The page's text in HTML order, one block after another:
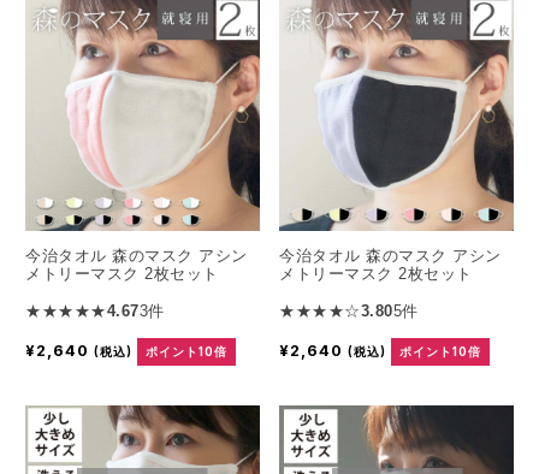
今治タオル 森のマスク アシン
メトリーマスク 2枚セット
★★★★★4.673件
¥2,640 (税込) ポイント10倍
今治タオル 森のマスク アシン
メトリーマスク 2枚セット
★★★★☆3.805件
¥2,640(税込) ポイント10倍